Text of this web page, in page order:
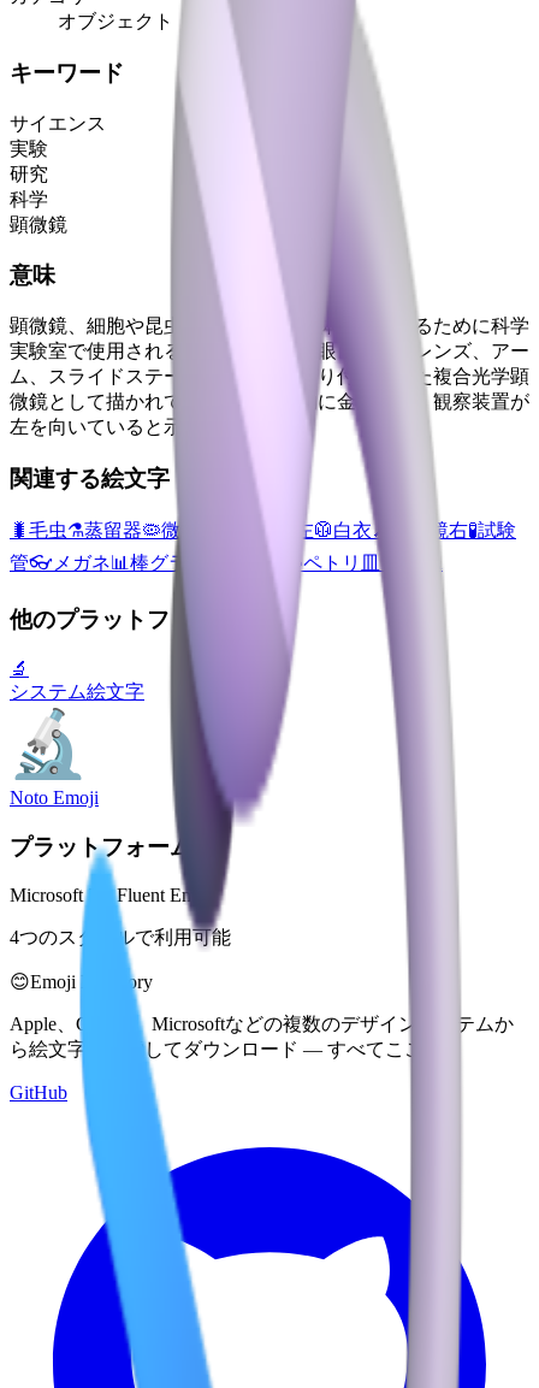
オブジェクト
キーワード
サイエンス
実験
研究
科学
顕微鏡
意味
顕微鏡、細胞や昆虫などの小さな物体を拡大するために科学
実験室で使用される。調整可能な接眼レンズ、レンズ、アー
ム、スライドステージがベースに取り付けられた複合光学顕
微鏡として描かれています。一般的に金属製で、観察装置が
左を向いていると示されています。
関連する絵文字
🐛 毛虫⚗️蒸留器🦠微生物 虫眼鏡左🥼白衣🔎 虫眼鏡右🧪試験
管👓メガネ📊棒グラフ 🧫ペトリ皿🧬 DNA
他のプラットフォーム
🔬
システム絵文字
Noto Emoji
プラットフォーム
Microsoft 3D Fluent Emoji
4つのスタイルで利用可能
😊Emoji Directory
Apple、Google、Microsoftなどの複数のデザインシステムか
ら絵文字を探索してダウンロード — すべてここに。
GitHub